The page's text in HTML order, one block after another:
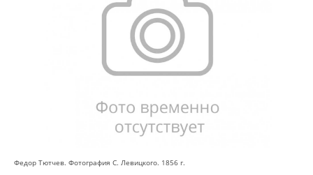
Федор Тютчев. Фотография С. Левицкого. 1856 г.